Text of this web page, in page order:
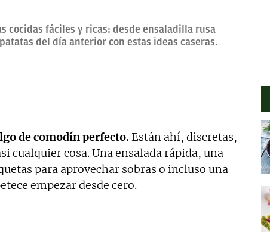
cocidas fáciles y ricas: desde ensaladilla rusa
del día anterior con estas ideas caseras.
de comodín perfecto. Están ahí, discretas,
cualquier cosa. Una ensalada rápida, una
para aprovechar sobras o incluso una
empezar desde cero.